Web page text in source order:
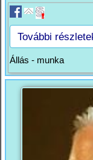
További
Állás - munka